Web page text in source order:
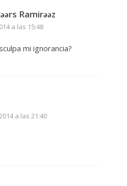
Ramirǝǝz
a las 15:48
mi ignorancia?
a las 21:40